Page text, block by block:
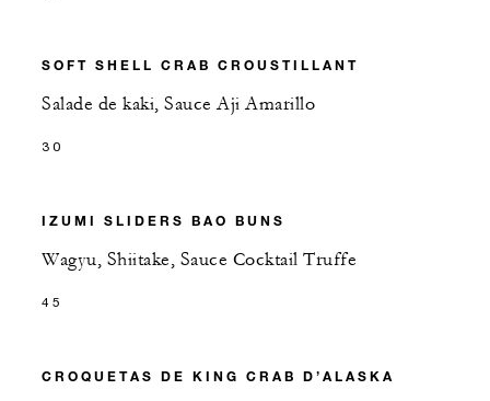
SOFT SHELL CRAB CROUSTILLANT
Salade de kaki, Sauce Aji Amarillo
30
IZUMI SLIDERS BAO BUNS
Wagyu, Shiitake, Sauce Cocktail Truffe
45
CROQUETAS DE KING CRAB D’ALASKA